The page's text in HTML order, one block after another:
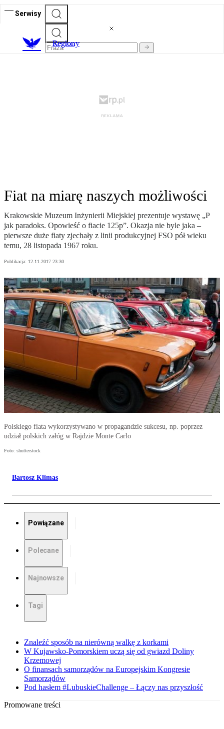
Serwisy
Regiony
Fiat na miarę naszych możliwości
Krakowskie Muzeum Inżynierii Miejskiej prezentuje wystawę „P
jak paradoks. Opowieść o fiacie 125p”. Okazja nie byle jaka –
pierwsze duże fiaty zjechały z linii produkcyjnej FSO pół wieku
temu, 28 listopada 1967 roku.
Publikacja: 12.11.2017 23:30
Polskiego fiata wykorzystywano w propagandzie sukcesu, np. poprzez
udział polskich załóg w Rajdzie Monte Carlo
Foto: shutterstock
Bartosz Klimas
Powiązane
Polecane
Najnowsze
Tagi
Znaleźć sposób na nierówną walkę z korkami
W Kujawsko-Pomorskiem uczą się od gwiazd Doliny
Krzemowej
O finansach samorządów na Europejskim Kongresie
Samorządów
Pod hasłem #LubuskieChallenge – Łączy nas przyszłość
Promowane treści